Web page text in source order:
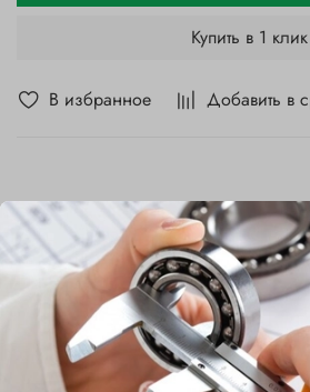
В избранное Добавить в
Купить в 1 клик
Характеристики
Бренд